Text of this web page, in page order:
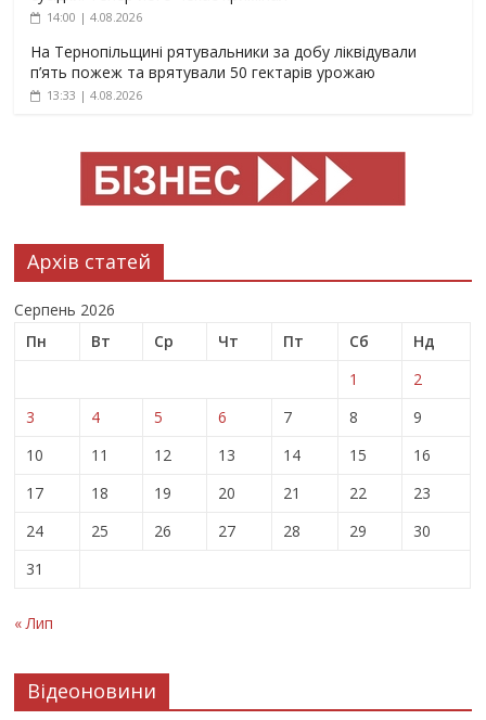
14:00 | 4.08.2026
На Тернопільщині рятувальники за добу ліквідували
п’ять пожеж та врятували 50 гектарів урожаю
13:33 | 4.08.2026
Архів статей
Серпень 2026
Пн
Вт Ср Чт Пт Сб
Нд
1
2
3
4 5 6 7 8
9
10
11 12 13 14 15
16
17
18 19 20 21 22
23
24
25 26 27 28 29
30
31
« Лип
Відеоновини